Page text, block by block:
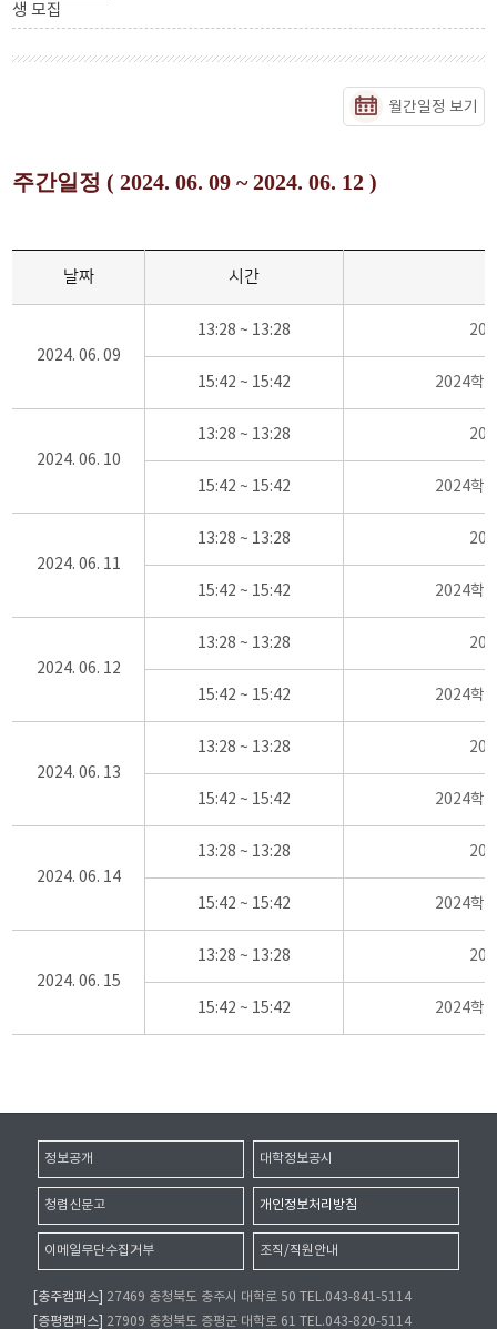
생 모집
월간일정 보기
주간일정 ( 2024. 06. 09 ~ 2024. 06. 12 )
날짜 시간
2024. 06. 09
13:28 ~ 13:28
15:42 ~ 15:42 2024학
2024. 06. 10
13:28 ~ 13:28
15:42 ~ 15:42 2024학
2024. 06. 11
13:28 ~ 13:28
15:42 ~ 15:42 2024학
2024. 06. 12
13:28 ~ 13:28
15:42 ~ 15:42 2024학
2024. 06. 13
13:28 ~ 13:28
15:42 ~ 15:42 2024학
2024. 06. 14
13:28 ~ 13:28
15:42 ~ 15:42 2024학
2024. 06. 15
13:28 ~ 13:28
15:42 ~ 15:42 2024학
정보공개 대학정보공시
청렴신문고 개인정보처리방침
이메일무단수집거부 조직/직원안내
[충주캠퍼스]
27469 충청북도 충주시 대학로 50 TEL.043-841-5114
[증평캠퍼스]
27909 충청북도 증평군 대학로 61 TEL.043-820-5114